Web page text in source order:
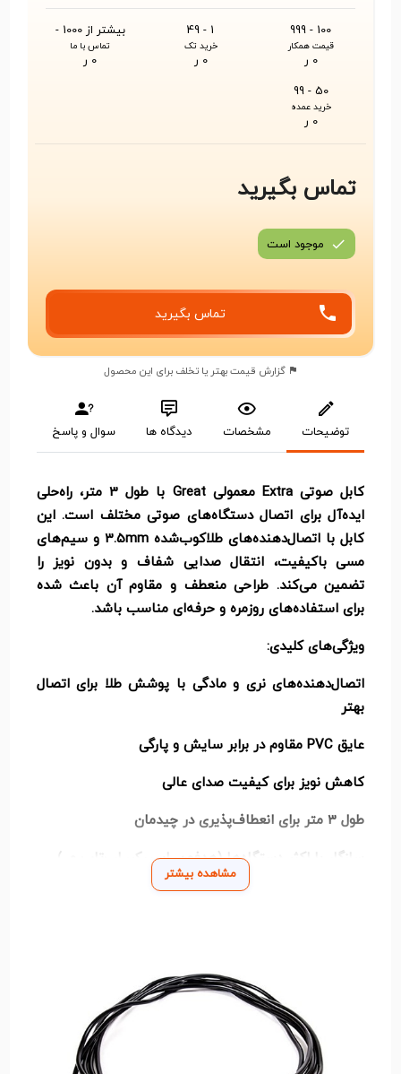
100 - 999
قیمت همکار
0 ر
1 - 49
خرید تک
0 ر
بیشتر از 1000 -
تماس با ما
0 ر
50 - 99
خرید عمده
0 ر
تماس بگیرید
موجود است
تماس بگیرید
گزارش قیمت بهتر یا تخلف برای این محصول
توضیحات مشخصات دیدگاه ها سوال و پاسخ
کابل صوتی Extra معمولی Great با طول 3 متر، راه‌حلی
ایده‌آل برای اتصال دستگاه‌های صوتی مختلف است. این
کابل با اتصال‌دهنده‌های طلاکوب‌شده 3.5mm و سیم‌های
مسی باکیفیت، انتقال صدایی شفاف و بدون نویز را
تضمین می‌کند. طراحی منعطف و مقاوم آن باعث شده
برای استفاده‌های روزمره و حرفه‌ای مناسب باشد.
ویژگی‌های کلیدی:
اتصال‌دهنده‌های نری و مادگی با پوشش طلا برای اتصال
بهتر
عایق PVC مقاوم در برابر سایش و پارگی
کاهش نویز برای کیفیت صدای عالی
طول 3 متر برای انعطاف‌پذیری در چیدمان
سازگار با اکثر دستگاه‌ها (هدفون، اسپیکر، لپ‌تاپ و...)
وصل کردن اسپیکر به موبایل یا تبلت
استفاده در سیستم‌های صوتی خانگی
مناسب برای استودیوهای خانگی
مشاهده بیشتر